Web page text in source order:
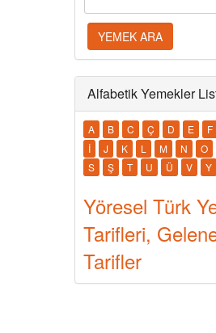
Alfabetik Yemekler
A B C Ç D E F
İ
J K L M N O
S
Ş T U Ü V Y
Yöresel Türk
Tarifleri,
Tarifler